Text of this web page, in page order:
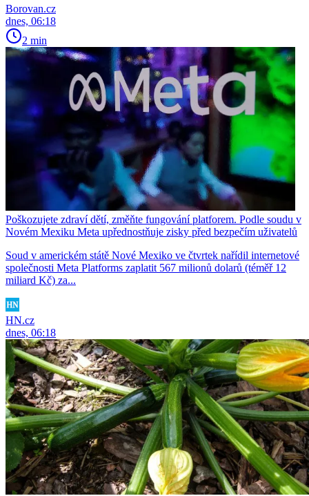
Borovan.cz
dnes, 06:18
2 min
Poškozujete zdraví dětí, změňte fungování platforem. Podle soudu v
Novém Mexiku Meta upřednostňuje zisky před bezpečím uživatelů
Soud v americkém státě Nové Mexiko ve čtvrtek nařídil internetové
společnosti Meta Platforms zaplatit 567 milionů dolarů (téměř 12
miliard Kč) za...
HN.cz
dnes, 06:18